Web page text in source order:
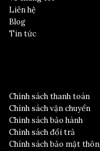
Liên hệ
Blog
Tin tức
Chính sách thanh toán
Chính sách vận chuyển
Chính sách bảo hành
Chính sách đổi trả
Chính sách bảo mật